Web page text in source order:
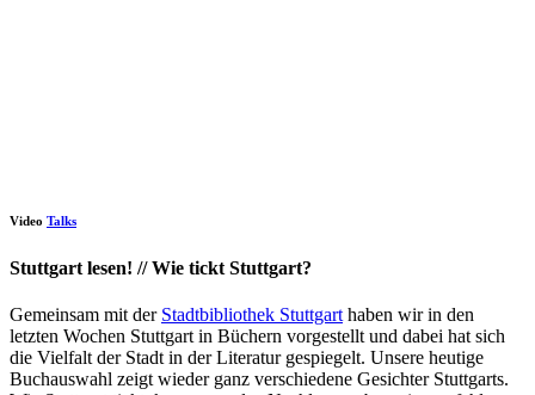
Video Talks
Stuttgart lesen! // Wie tickt Stuttgart?
Gemeinsam mit der Stadtbibliothek Stuttgart haben wir in den
letzten Wochen Stuttgart in Büchern vorgestellt und dabei hat sich
die Vielfalt der Stadt in der Literatur gespiegelt. Unsere heutige
Buchauswahl zeigt wieder ganz verschiedene Gesichter Stuttgarts.